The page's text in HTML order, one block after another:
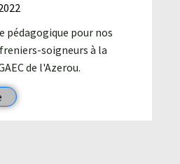
pédagogique pour nos
soigneurs à la
de l'Azerou.